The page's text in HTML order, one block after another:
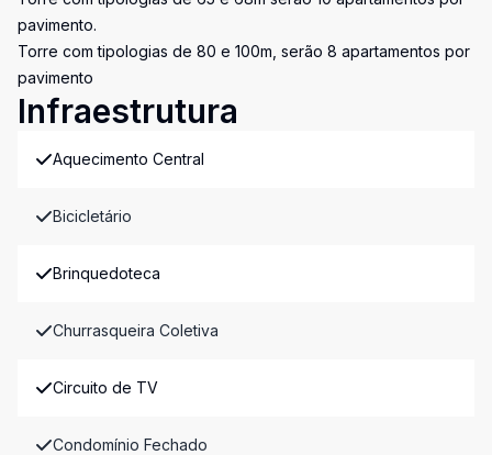
pavimento.
Torre com tipologias de 80 e 100m, serão 8 apartamentos por
pavimento
Infraestrutura
Aquecimento Central
Bicicletário
Brinquedoteca
Churrasqueira Coletiva
Circuito de TV
Condomínio Fechado